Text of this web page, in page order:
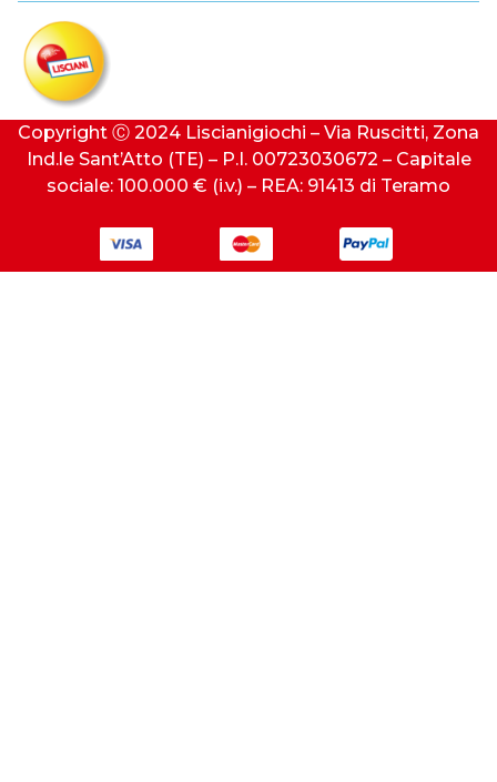
Copyright Ⓒ 2024 Liscianigiochi – Via Ruscitti, Zona
Ind.le Sant’Atto (TE) – P.I. 00723030672 – Capitale
sociale: 100.000 € (i.v.) – REA: 91413 di Teramo